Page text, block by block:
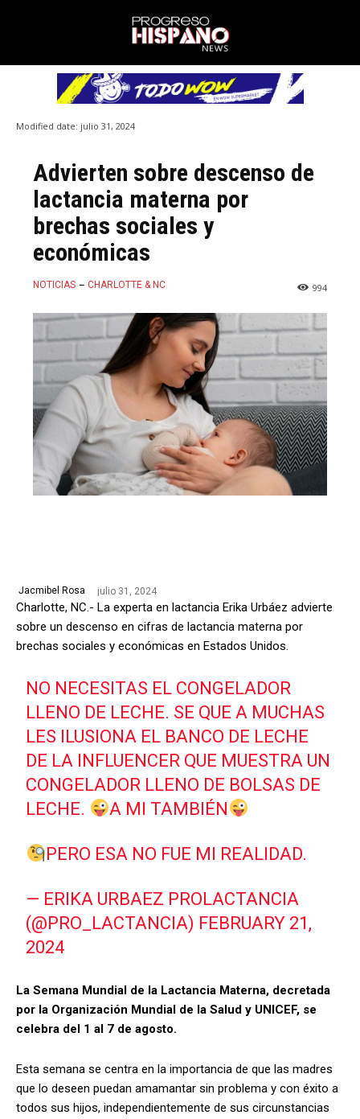
Modified date: julio 31, 2024
Advierten sobre descenso de
lactancia materna por
brechas sociales y
económicas
NOTICIAS CHARLOTTE & NC 994
Jacmibel Rosa julio 31, 2024
Charlotte, NC.- La experta en lactancia Erika Urbáez advierte
sobre un descenso en cifras de lactancia materna por
brechas sociales y económicas en Estados Unidos.
NO NECESITAS EL CONGELADOR
LLENO DE LECHE. SE QUE A MUCHAS
LES ILUSIONA EL BANCO DE LECHE
DE LA INFLUENCER QUE MUESTRA UN
CONGELADOR LLENO DE BOLSAS DE
LECHE.
A MI TAMBIÉN
PERO ESA NO FUE MI REALIDAD.
— ERIKA URBAEZ PROLACTANCIA
(@PRO_LACTANCIA) FEBRUARY 21,
2024
La Semana Mundial de la Lactancia Materna, decretada
por la Organización Mundial de la Salud y UNICEF, se
celebra del 1 al 7 de agosto.
Esta semana se centra en la importancia de que las madres
que lo deseen puedan amamantar sin problema y con éxito a
todos sus hijos, independientemente de sus circunstancias